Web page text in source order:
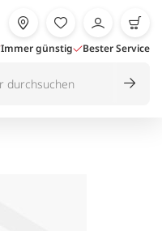
Immer günstig Bester Service